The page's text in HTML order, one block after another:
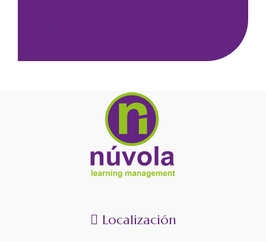
Localización